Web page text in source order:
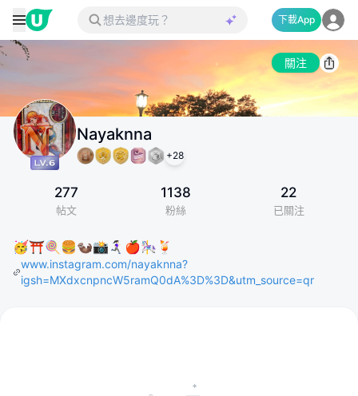
下載App
關注
Nayaknna
+28
277
帖文
1138
粉絲
22
已關注
🥳⛩️🍭🍔🦦📸🏃🏻‍♀️‍➡️🍎🎠🍹
www.instagram.com/nayaknna?
igsh=MXdxcnpncW5ramQ0dA%3D%3D&utm_source=qr